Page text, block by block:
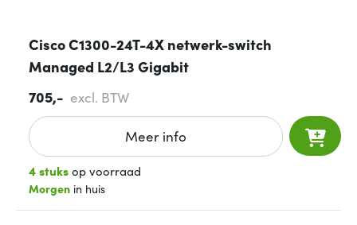
Cisco C1300-24T-4X netwerk-switch
Managed L2/L3 Gigabit
705,- excl. BTW
Meer info
4 stuksop voorraad
Morgen in huis